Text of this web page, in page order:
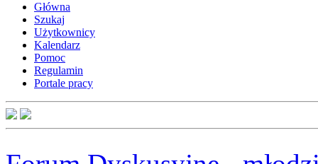
Główna
Szukaj
Użytkownicy
Kalendarz
Pomoc
Regulamin
Portale pracy